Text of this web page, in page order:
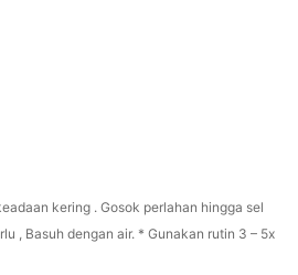
kering . Gosok perlahan hingga sel
, Basuh dengan air. * Gunakan rutin 3 – 5x